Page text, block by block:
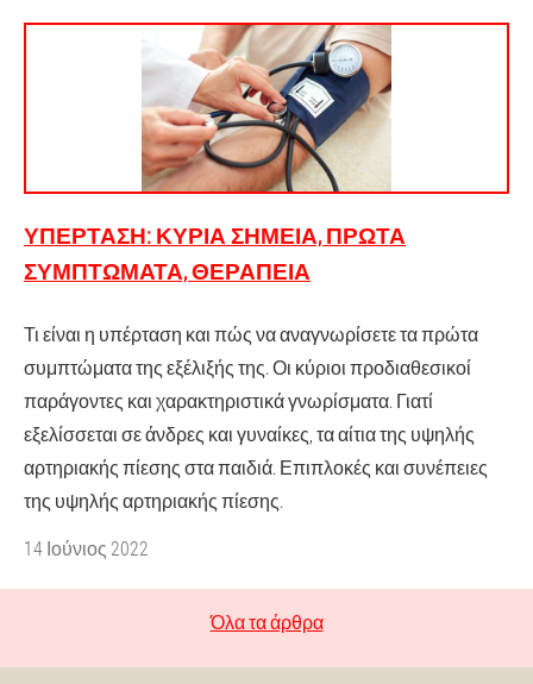
ΥΠΈΡΤΑΣΗ: ΚΎΡΙΑ ΣΗΜΕΊΑ, ΠΡΏΤΑ
ΣΥΜΠΤΏΜΑΤΑ, ΘΕΡΑΠΕΊΑ
Τι είναι η υπέρταση και πώς να αναγνωρίσετε τα πρώτα
συμπτώματα της εξέλιξής της. Οι κύριοι προδιαθεσικοί
παράγοντες και χαρακτηριστικά γνωρίσματα. Γιατί
εξελίσσεται σε άνδρες και γυναίκες, τα αίτια της υψηλής
αρτηριακής πίεσης στα παιδιά. Επιπλοκές και συνέπειες
της υψηλής αρτηριακής πίεσης.
14 Ιούνιος 2022
Όλα τα άρθρα